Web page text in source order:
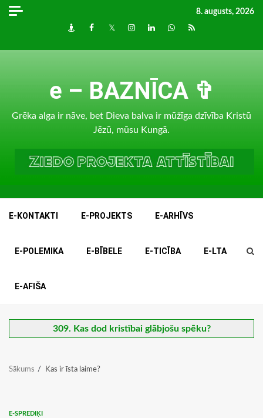
Skip
8. augusts, 2026
DraugiemFacebook
TwitterInstagram
LinkedInwhatsapp
RSS
e – BAZNĪCA ✞
Grēka alga ir nāve, bet Dieva balva ir mūžīga dzīvība Kristū
Jēzū, mūsu Kungā.
E-KONTAKTI E-PROJEKTS E-ARHĪVS
E-POLEMIKA E-BĪBELE E-TICĪBA E-LTA
E-AFIŠA
309. Kas dod kristībai glābjošu spēku?
Sākums Kas ir īsta laime?
E-SPREDIĶI